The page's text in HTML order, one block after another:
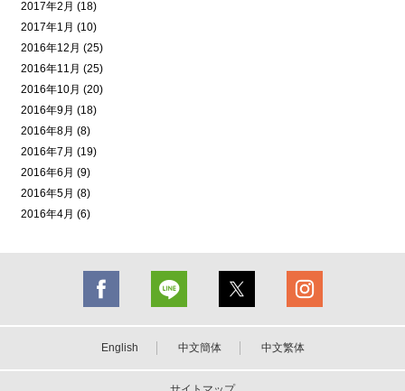
2017年2月 (18)
2017年1月 (10)
2016年12月 (25)
2016年11月 (25)
2016年10月 (20)
2016年9月 (18)
2016年8月 (8)
2016年7月 (19)
2016年6月 (9)
2016年5月 (8)
2016年4月 (6)
English 中文簡体 中文繁体